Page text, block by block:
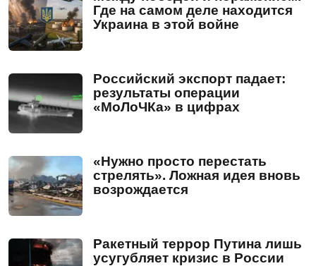
Где на самом деле находится
Украина в этой войне
Российский экспорт падает:
результаты операции
«МоЛоЧКа» в цифрах
«Нужно просто перестать
стрелять». Ложная идея вновь
возрождается
Ракетный террор Путина лишь
усугубляет кризис в России